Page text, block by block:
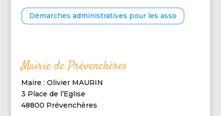
Démarches administratives pour les asso
Mairie de Prévenchères
Maire : Olivier MAURIN
3 Place de l’Eglise
48800 Prévenchères